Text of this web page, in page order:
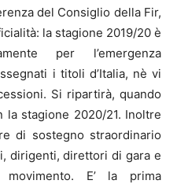
del Consiglio della Fir,
la stagione 2019/20 è
per l’emergenza
i titoli d’Italia, nè vi
Si ripartirà, quando
stagione 2020/21. Inoltre
di sostegno straordinario
dirigenti, direttori di gara e
E’ la prima